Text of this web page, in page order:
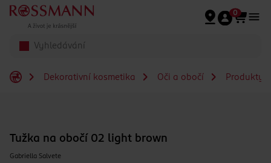
Přeskočit na hlavmní obsah
0
Dekorativní kosmetika Oči a obočí Produkty
Tužka na obočí 02 light brown
Gabriella Salvete